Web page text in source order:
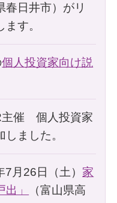
春日井市）がリ
す。
個人投資家向け説
催 個人投資家
ました。
月26日（土） 家
」
（富山県高